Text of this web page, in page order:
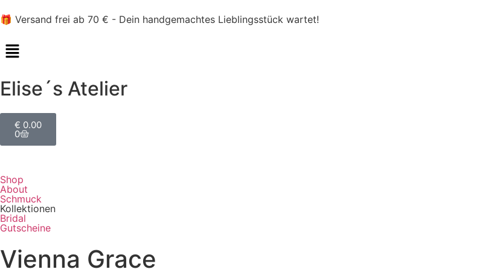
🎁 Versand frei ab 70 € - Dein handgemachtes Lieblingsstück wartet!
Elise´s Atelier
€ 0.00
0
Shop
About
Schmuck
Kollektionen
Bridal
Gutscheine
Vienna Grace